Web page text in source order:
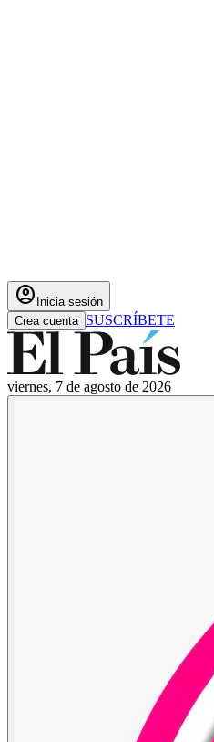
account_circle Inicia sesión
Crea cuenta SUSCRÍBETE
viernes, 7 de agosto de 2026